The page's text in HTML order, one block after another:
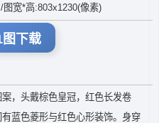
宽*高:803x1230(像素)
图下载
，头戴棕色皇冠，红色长发卷
蓝色菱形与红色心形装饰。身穿